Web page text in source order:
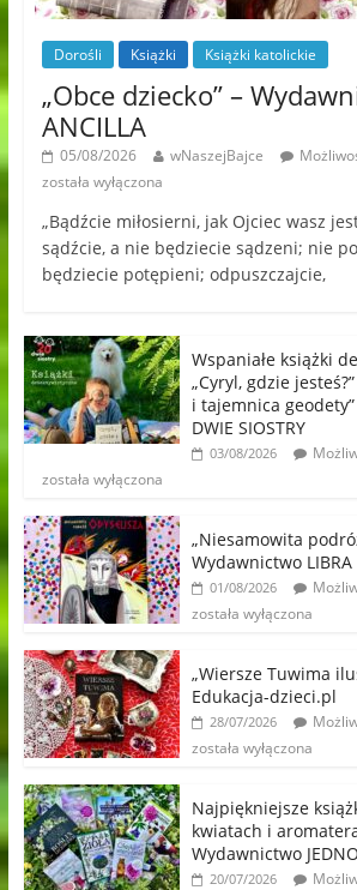
Dorośli Książki Książki katolickie
„Obce dziecko” –
ANCILLA
05/08/2026 wNaszejBajce
została wyłączona
„Bądźcie miłosierni, jak Ojciec wasz
sądźcie, a nie będziecie sądzeni; nie
będziecie potępieni; odpuszczajcie,
Wspaniałe książki
„Cyryl, gdzie
i tajemnica
DWIE SIOSTRY
03/08/2026
została wyłączona
„Niesamowita
Wydawnictwo LIBRA
01/08/2026
została wyłączona
„Wiersze Tuwima
Edukacja-dzieci.pl
28/07/2026
została wyłączona
Najpiękniejsze
kwiatach i
Wydawnictwo
20/07/2026